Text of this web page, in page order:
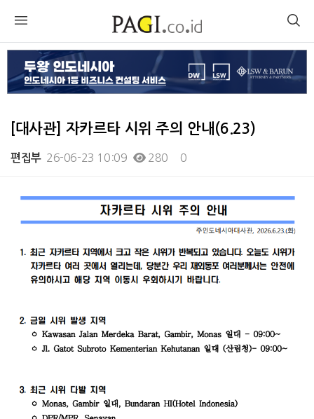
[대사관] 자카르타 시위 주의 안내(6.23)
편집부 26-06-23 10:09 280 0